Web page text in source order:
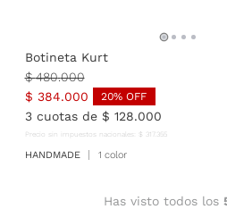
Botineta Kurt
$ 480.000
$ 384.000 20% OFF
3cuotas de $ 128.000
Precio sin impuestos nacionales: $ 317 . 355
HANDMADE 1 color
Has visto todos los